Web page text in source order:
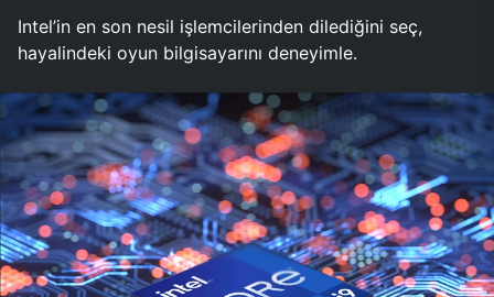
Intel’in en son nesil işlemcilerinden dilediğini seç,
hayalindeki oyun bilgisayarını deneyimle.